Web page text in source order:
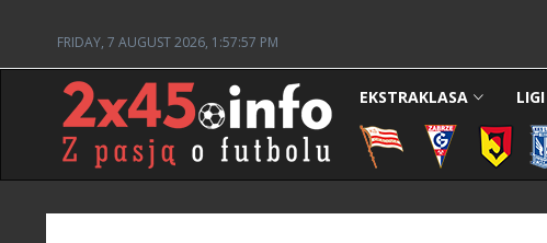
FRIDAY, 7 AUGUST 2026, 1:57:57 PM
EKSTRAKLASA